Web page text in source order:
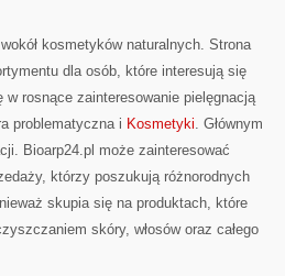
kosmetyków naturalnych. Strona
dla osób, które interesują się
rosnące zainteresowanie pielęgnacją
problematyczna i Kosmetyki. Głównym
Bioarp24.pl może zainteresować
którzy poszukują różnorodnych
skupia się na produktach, które
skóry, włosów oraz całego